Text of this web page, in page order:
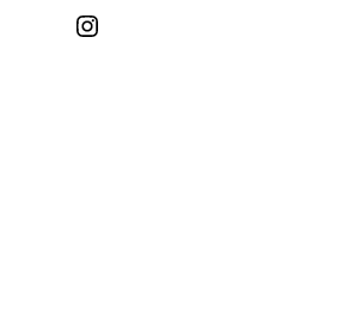
Instagram